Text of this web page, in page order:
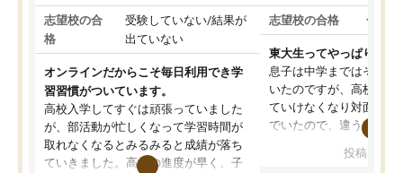
志望校の合
格
受験していない/結果が
出ていない
オンラインだからこそ毎日利用でき学
習習慣がついています。
高校入学してすぐは頑張っていました
が、部活動が忙しくなって学習時間が
取れなくなるとみるみると成績が落ち
ていきました。高校の進度が早く、子
志望校の合格 合格
東大生ってやっぱりすご
息子は中学まではそこそ
いたのですが、高校に入
ていけなくなり対面の塾
でいたので、違うアプロ
で、当初は模試でD判定
投稿日：